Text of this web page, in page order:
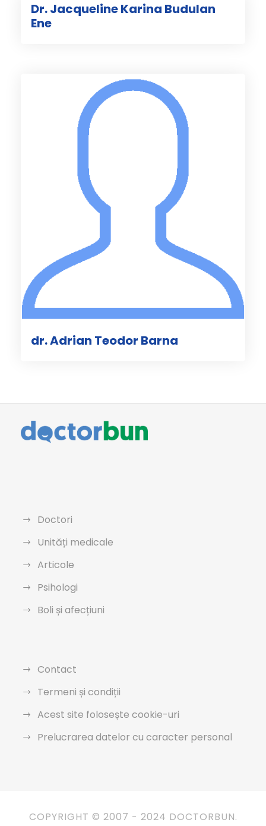
Dr. Jacqueline Karina Budulan
Ene
dr. Adrian Teodor Barna
Doctori
Unități medicale
Articole
Psihologi
Boli și afecțiuni
Contact
Termeni și condiții
Acest site folosește cookie-uri
Prelucrarea datelor cu caracter personal
COPYRIGHT © 2007 - 2024 DOCTORBUN.